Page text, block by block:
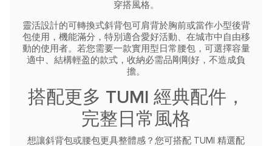
穿搭風格。
靈活設計的可轉換式斜背包可肩背於胸前或當作小型後背
包使用，機能滿分，特別適合愛好活動、在城市中自由移
動的使用者。若您需要一款實用型日常腰包，可選擇容量
適中、結構輕盈的款式，收納必需品剛剛好，不造成負
擔。
搭配更多 TUMI 經典配件，
完整日常風格
想讓斜背包或腰包更具整體感？您可搭配 TUMI 精選配